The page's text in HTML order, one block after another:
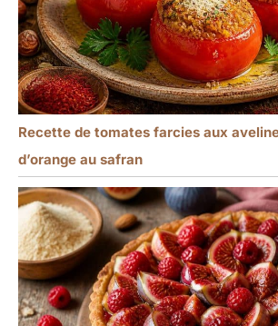
Recette de tomates farcies aux
d’orange au safran